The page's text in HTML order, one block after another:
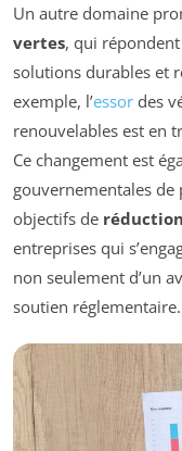
Un autre domaine
vertes, qui
solutions durables et
exemple, l’essor des
renouvelables est en
Ce changement est
gouvernementales de
objectifs de
entreprises qui
non seulement d’un
soutien réglementaire.